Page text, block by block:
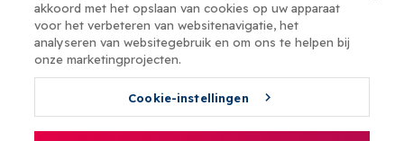
Footer
NL
Snel naar
Bibliotheek
Vacatures
Wie-is-wie
akkoord met het opslaan van cookies op uw apparaat
voor het verbeteren van websitenavigatie, het
analyseren van websitegebruik en om ons te helpen bij
onze marketingprojecten.
Cookie-instellingen